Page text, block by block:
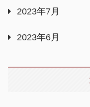
2023年7月
2023年6月